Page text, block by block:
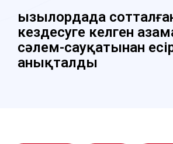
Қызылордада
кездесуге келген
сәлем-сауқатынан
анықталды